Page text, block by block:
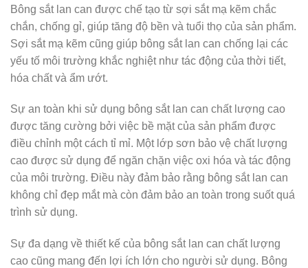
Bông sắt lan can được chế tạo từ sợi sắt mạ kẽm chắc
chắn, chống gỉ, giúp tăng độ bền và tuổi thọ của sản phẩm.
Sợi sắt mạ kẽm cũng giúp bông sắt lan can chống lại các
yếu tố môi trường khắc nghiệt như tác động của thời tiết,
hóa chất và ẩm ướt.
Sự an toàn khi sử dụng bông sắt lan can chất lượng cao
được tăng cường bởi việc bề mặt của sản phẩm được
điều chỉnh một cách tỉ mỉ. Một lớp sơn bảo vệ chất lượng
cao được sử dụng để ngăn chặn việc oxi hóa và tác động
của môi trường. Điều này đảm bảo rằng bông sắt lan can
không chỉ đẹp mắt mà còn đảm bảo an toàn trong suốt quá
trình sử dụng.
Sự đa dạng về thiết kế của bông sắt lan can chất lượng
cao cũng mang đến lợi ích lớn cho người sử dụng. Bông